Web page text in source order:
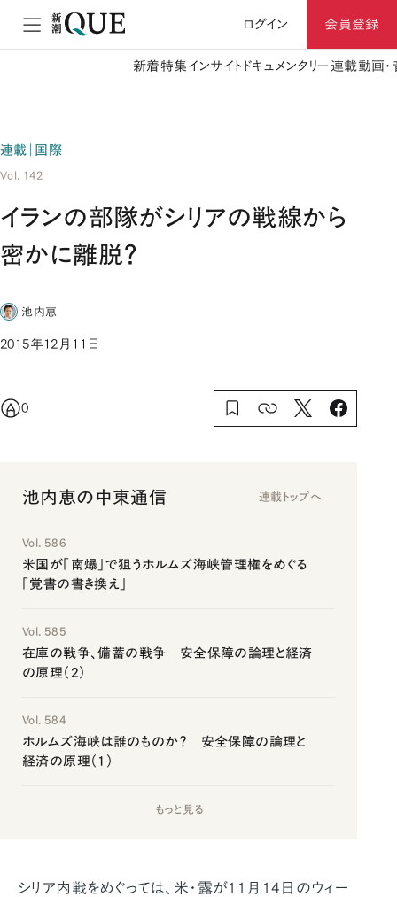
ログイン 会員登録
新着特集 インサイト ドキュメンタリー 連載動画
連載｜国際
Vol. 142
イランの部隊がシリアの戦線から
密かに離脱？
池内恵
2015年12月11日
0
池内恵の中東通信 連載トップへ
Vol. 586
米国が「南爆」で狙うホルムズ海峡管理権をめぐる
「覚書の書き換え」
Vol. 585
在庫の戦争、備蓄の戦争 安全保障の論理と経済
の原理（2）
Vol. 584
ホルムズ海峡は誰のものか？ 安全保障の論理と
経済の原理（1）
もっと見る
シリア内戦をめぐっては、米・露が11月14日のウィー